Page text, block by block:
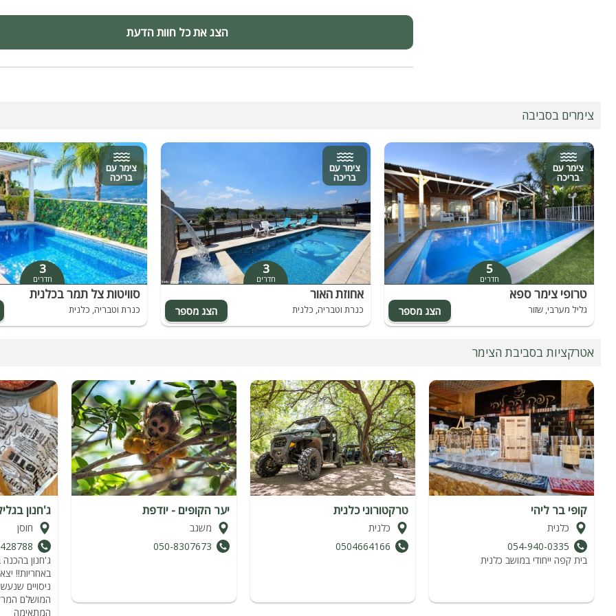
- המתחם מתאים ללינה עד 35 איש.
אטרקציות בסביבת המקום:
הצג את כל חוות הדעת
צימרים בסביבה
צימר עם
בריכה
5
חדרים
טרופי צימר ספא
גליל מערבי, שזור
צימר עם
בריכה
3
חדרים
אחוזת האור
כנרת וטבריה, כלנית
צימר עם
בריכה
3
חדרים
סוויטות צל תמר בכלנית
כנרת וטבריה, כלנית
אטרקציות בסביבת הצימר
קופי בר ליהי
כלנית
054-940-0335
בית קפה ייחודי במושב כלנית
טרקטורוני כלנית
כלנית
0504664166
יער הקופים - יודפת
משגב
050-8307673
ג'חנון
חוסן
ג'חנון
באחריות!!
ניסויים
המושלם
המתאימה